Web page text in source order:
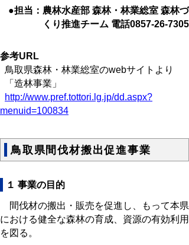
●担当：農林水産部 森林・林業総室 森林づ
くり推進チーム 電話0857-26-7305
参考URL
鳥取県森林・林業総室のwebサイトより
「造林事業」
http://www.pref.tottori.lg.jp/dd.aspx?
menuid=100834
鳥取県間伐材搬出促進事業
１ 事業の目的
間伐材の搬出・販売を促進し、もって本県
における健全な森林の育成、資源の有効利用
を図る。